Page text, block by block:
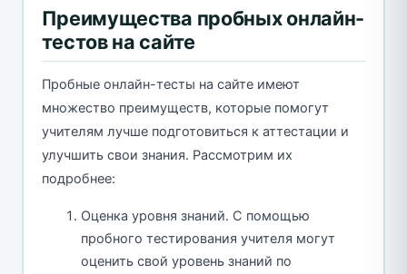
Преимущества пробных онлайн-
тестов на сайте
Пробные онлайн-тесты на сайте имеют
множество преимуществ, которые помогут
учителям лучше подготовиться к аттестации и
улучшить свои знания. Рассмотрим их
подробнее:
Оценка уровня знаний. С помощью
пробного тестирования учителя могут
оценить свой уровень знаний по